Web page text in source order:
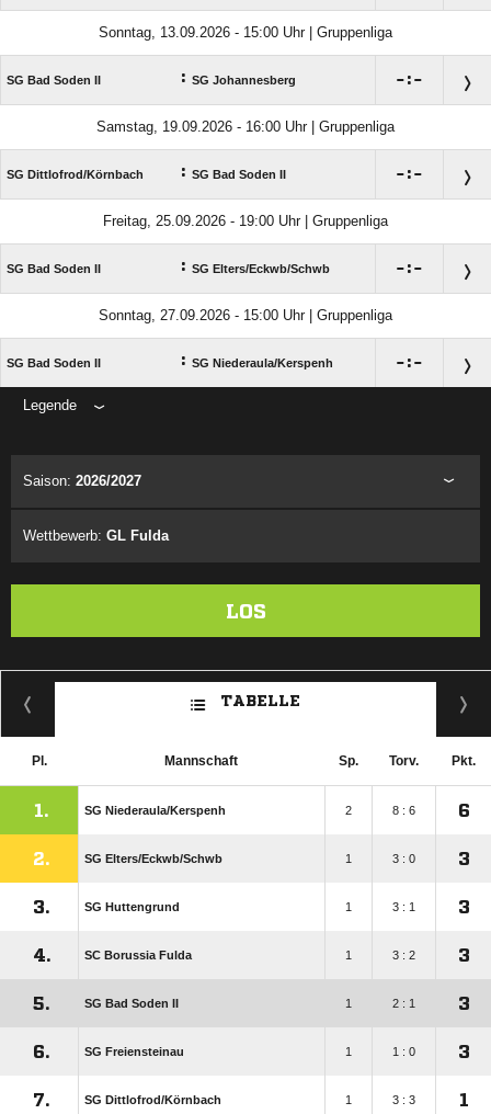
Sonntag, 13.09.2026 - 15:00 Uhr | Gruppenliga
SG Bad Soden II : SG Johannesberg :
Samstag, 19.09.2026 - 16:00 Uhr | Gruppenliga
SG Dittlofrod/​Körnbach : SG Bad Soden II :
Freitag, 25.09.2026 - 19:00 Uhr | Gruppenliga
SG Bad Soden II : SG Elters/​Eckwb/​Schwb :
Sonntag, 27.09.2026 - 15:00 Uhr | Gruppenliga
SG Bad Soden II : SG Niederaula/​Kerspenh :
Legende
Saison: 2026/2027
Wettbewerb: GL Fulda
LOS
TABELLE
Pl. Mannschaft Sp. Torv. Pkt.
1. SG Niederaula/​Kerspenh 2 8 : 6 6
2. SG Elters/​Eckwb/​Schwb 1 3 : 0 3
3. SG Huttengrund 1 3 : 1 3
4. SC Borussia Fulda 1 3 : 2 3
5. SG Bad Soden II 1 2 : 1 3
6. SG Freiensteinau 1 1 : 0 3
7. SG Dittlofrod/​Körnbach 1 3 : 3 1